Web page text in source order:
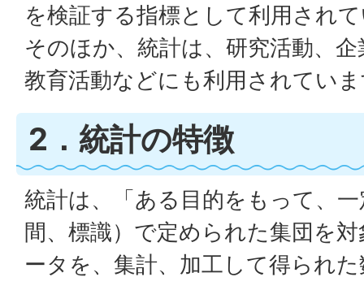
を検証する指標として利用され
そのほか、統計は、研究活動、
教育活動などにも利用されてい
2．統計の特徴
統計は、「ある目的をもって、
間、標識）で定められた集団を
ータを、集計、加工して得られ